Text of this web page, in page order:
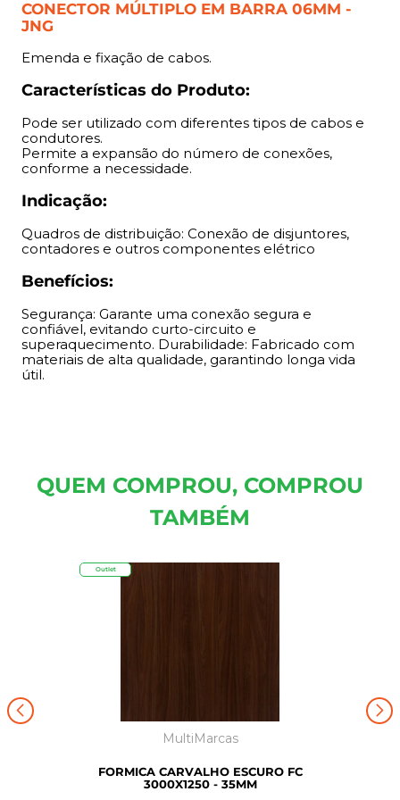
Durabilidade: Fabricado com materiais de alta qualidade,
garantindo longa vida útil.
CONECTOR MÚLTIPLO EM BARRA 06MM -
JNG
Emenda e fixação de cabos.
Características do Produto:
Pode ser utilizado com diferentes tipos de cabos e
condutores.
Permite a expansão do número de conexões,
conforme a necessidade.
Indicação:
Quadros de distribuição: Conexão de disjuntores,
contadores e outros componentes elétrico
Benefícios:
Segurança: Garante uma conexão segura e
confiável, evitando curto-circuito e
superaquecimento. Durabilidade: Fabricado com
materiais de alta qualidade, garantindo longa vida
útil.
QUEM COMPROU, COMPROU
TAMBÉM
Outlet
MultiMarcas
FORMICA CARVALHO ESCURO FC
3000X1250 - 35MM